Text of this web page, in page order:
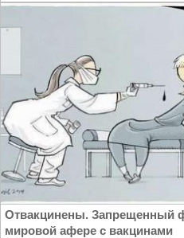
Отвакцинены. Запрещенный
мировой афере с вакцинами